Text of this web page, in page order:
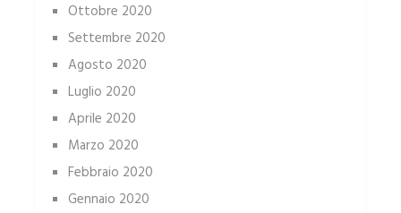
Ottobre 2020
Settembre 2020
Agosto 2020
Luglio 2020
Aprile 2020
Marzo 2020
Febbraio 2020
Gennaio 2020